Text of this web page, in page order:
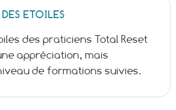
ETOILES
des praticiens Total Reset
appréciation, mais
de formations suivies.